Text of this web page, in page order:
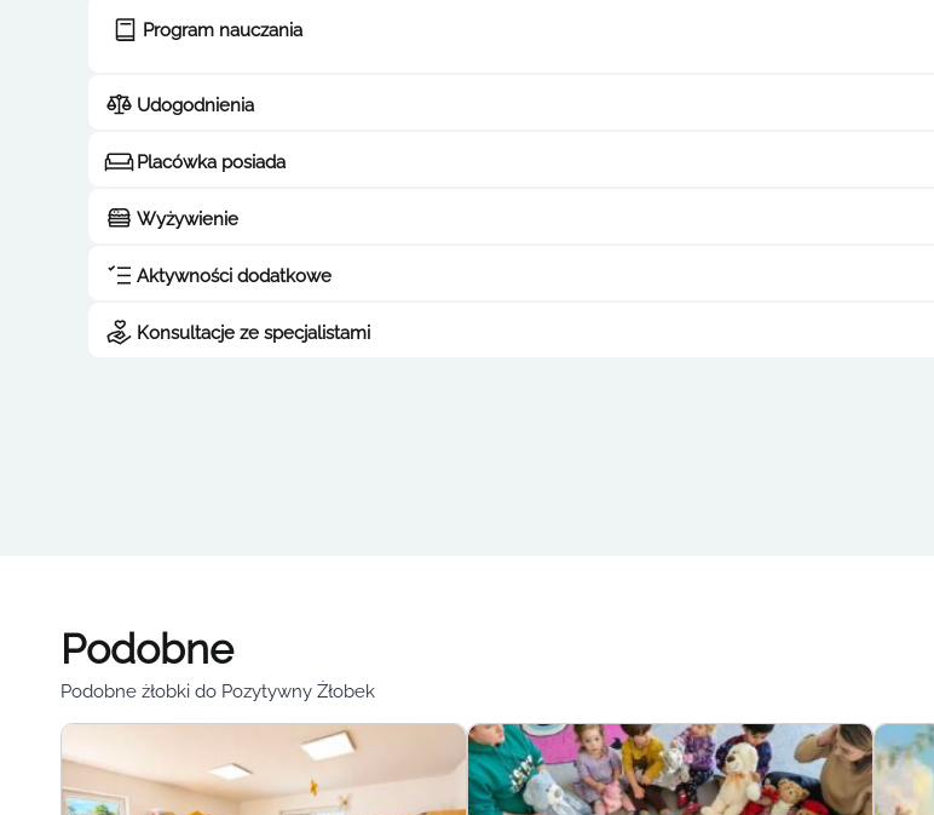
Program nauczania
Udogodnienia
Placówka posiada
Wyżywienie
Aktywności dodatkowe
Konsultacje ze specjalistami
Podobne
Podobne żłobki do Pozytywny Żłobek